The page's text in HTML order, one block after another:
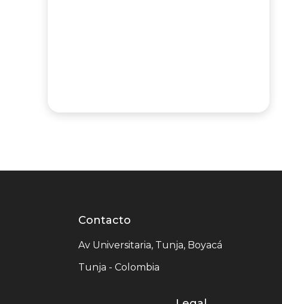
Contacto
centro
Contacto
Av Universitaria, Tunja, Boyacá
Tunja - Colombia